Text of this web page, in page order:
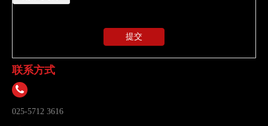
提交
联系方式
025-5712 3616